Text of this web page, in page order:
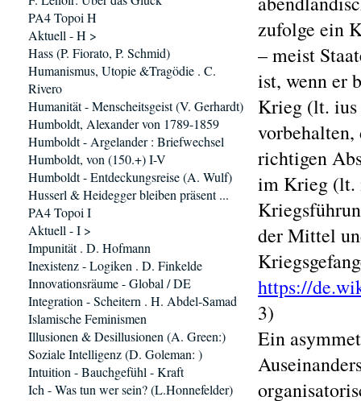
zufolge ein
– meist
ist, wenn er
Krieg (lt. ius
richtigen
im Krieg (lt.
der Mittel
https://
3)
Ein
PA4 Topoi H
Aktuell - H >
Hass (P. Fiorato, P. Schmid)
Humanismus, Utopie &Tragödie . C.
Rivero
Humanität - Menscheitsgeist (V. Gerhardt)
Humboldt, Alexander von 1789-1859
Humboldt - Argelander : Briefwechsel
Humboldt, von (150.+) I-V
Humboldt - Entdeckungsreise (A. Wulf)
Husserl & Heidegger bleiben präsent ...
PA4 Topoi I
Aktuell - I >
Impunität . D. Hofmann
Inexistenz - Logiken . D. Finkelde
Innovationsräume - Global / DE
Integration - Scheitern . H. Abdel-Samad
Islamische Feminismen
Illusionen & Desillusionen (A. Green:)
Soziale Intelligenz (D. Goleman: )
Intuition - Bauchgefühl - Kraft
Ich - Was tun wer sein? (L.Honnefelder)